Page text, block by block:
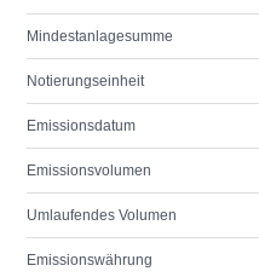
Mindestanlagesumme
Notierungseinheit
Emissionsdatum
Emissionsvolumen
Umlaufendes Volumen
Emissionswährung